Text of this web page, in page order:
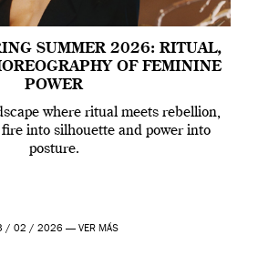
SUMMER 2026: RITUAL,
OF FEMININE
POWER
where ritual meets rebellion,
into silhouette and power into
posture.
/ 02 / 2026 — VER MÁS